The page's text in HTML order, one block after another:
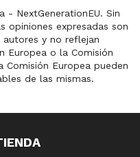
- NextGenerationEU. Sin
opiniones expresadas son
y no reflejan
Europea o la Comisión
Comisión Europea pueden
de las mismas.